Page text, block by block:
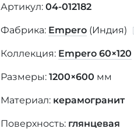
Артикул: 04-012182
Фабрика: Empero (Индия)
Коллекция: Empero 60×120
Размеры: 1200×600 мм
Материал: керамогранит
Поверхность: глянцевая